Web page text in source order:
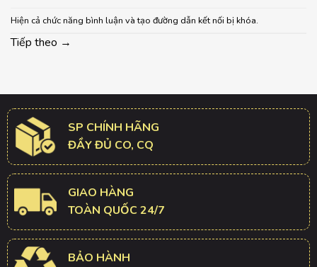
Hiện cả chức năng bình luận và tạo đường dẫn kết nối bị khóa.
Tiếp theo →
SP CHÍNH HÃNG
ĐẦY ĐỦ CO, CQ
GIAO HÀNG
TOÀN QUỐC 24/7
BẢO HÀNH